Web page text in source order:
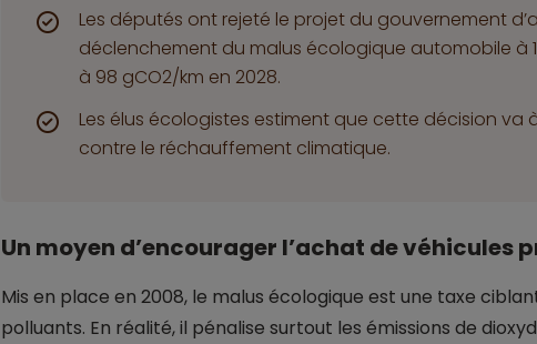
Les députés ont rejeté le projet du gouvernement
déclenchement du malus écologique automobile à
à 98 gCO2/km en 2028.
Les élus écologistes estiment que cette décision va
contre le réchauffement climatique.
Un moyen d’encourager l’achat de véhicules
Mis en place en 2008, le malus écologique est une taxe
polluants. En réalité, il pénalise surtout les émissions de